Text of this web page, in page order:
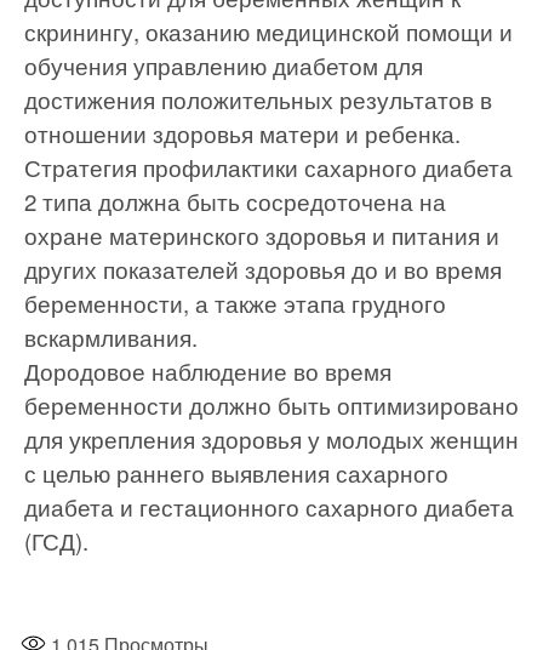
скринингу, оказанию медицинской помощи и
обучения управлению диабетом для
достижения положительных результатов в
отношении здоровья матери и ребенка.
Стратегия профилактики сахарного диабета
2 типа должна быть сосредоточена на
охране материнского здоровья и питания и
других показателей здоровья до и во время
беременности, а также этапа грудного
вскармливания.
Дородовое наблюдение во время
беременности должно быть оптимизировано
для укрепления здоровья у молодых женщин
с целью раннего выявления сахарного
диабета и гестационного сахарного диабета
(ГСД).